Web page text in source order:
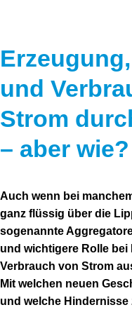
und
Strom
– aber wie?
Auch wenn bei
ganz flüssig über die
sogenannte
und wichtigere Rolle bei
Verbrauch von Strom
Mit welchen neuen
und welche